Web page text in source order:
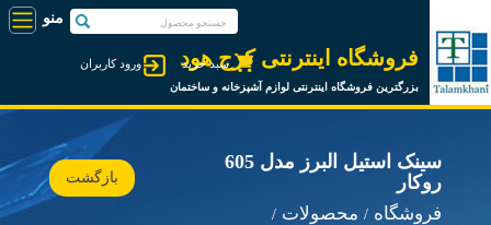
فروشگاه اینترنتی کرج هود
بزرگترین فروشگاه اینترنتی لوازم آشپزخانه و ساختمان
ورود کاربران سبد خرید
سینک استیل البرز مدل 605
روکار
فروشگاه
محصولات
بازگشت